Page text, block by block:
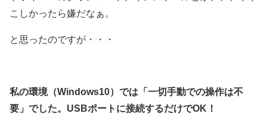
こしかったら嫌だなぁ。
と思ったのですが・・・
私の環境（Windows10）では「一切手動での操作は不
要」でした。USBポートに接続するだけでOK！